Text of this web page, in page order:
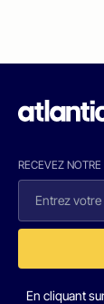
RECEVEZ
En cliquant